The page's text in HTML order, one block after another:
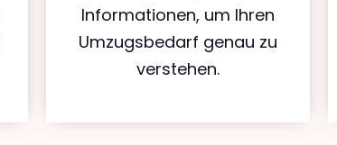
Informationen, um Ihren
Umzugsbedarf genau zu
verstehen.